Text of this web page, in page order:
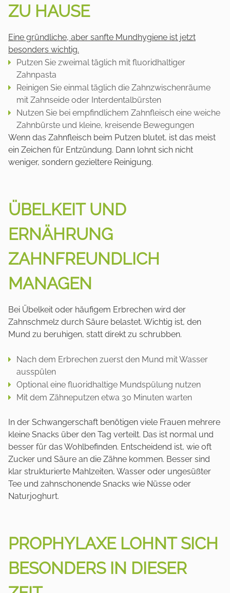
ZU HAUSE
Eine gründliche, aber sanfte Mundhygiene ist jetzt
besonders wichtig.
Putzen Sie zweimal täglich mit fluoridhaltiger
Zahnpasta
Reinigen Sie einmal täglich die Zahnzwischenräume
mit Zahnseide oder Interdentalbürsten
Nutzen Sie bei empfindlichem Zahnfleisch eine weiche
Zahnbürste und kleine, kreisende Bewegungen
Wenn das Zahnfleisch beim Putzen blutet, ist das meist
ein Zeichen für Entzündung. Dann lohnt sich nicht
weniger, sondern gezieltere Reinigung.
ÜBELKEIT UND
ERNÄHRUNG
ZAHNFREUNDLICH
MANAGEN
Bei Übelkeit oder häufigem Erbrechen wird der
Zahnschmelz durch Säure belastet. Wichtig ist, den
Mund zu beruhigen, statt direkt zu schrubben.
Nach dem Erbrechen zuerst den Mund mit Wasser
ausspülen
Optional eine fluoridhaltige Mundspülung nutzen
Mit dem Zähneputzen etwa 30 Minuten warten
In der Schwangerschaft benötigen viele Frauen mehrere
kleine Snacks über den Tag verteilt. Das ist normal und
besser für das Wohlbefinden. Entscheidend ist, wie oft
Zucker und Säure an die Zähne kommen. Besser sind
klar strukturierte Mahlzeiten, Wasser oder ungesüßter
Tee und zahnschonende Snacks wie Nüsse oder
Naturjoghurt.
PROPHYLAXE LOHNT SICH
BESONDERS IN DIESER